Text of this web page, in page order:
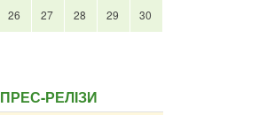
26 27 28 29 30
ПРЕС-РЕЛІЗИ